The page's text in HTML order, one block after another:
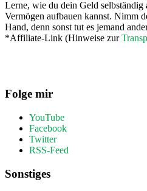
Lerne, wie du dein Geld selbständig
Vermögen aufbauen kannst. Nimm
Hand, denn sonst tut es jemand
*Affiliate-Link (Hinweise zur
Folge mir
YouTube
Facebook
Twitter
RSS-Feed
Sonstiges